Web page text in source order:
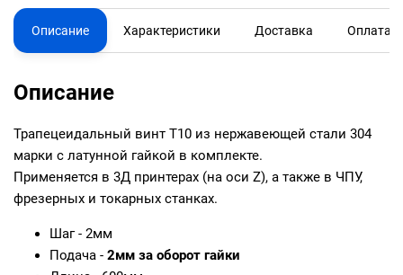
Описание Характеристики Доставка Оплата
Описание
Трапецеидальный винт T10 из нержавеющей стали 304
марки с латунной гайкой в комплекте.
Применяется в 3Д принтерах (на оси Z), а также в ЧПУ,
фрезерных и токарных станках.
Шаг - 2мм
Подача - 2мм за оборот гайки